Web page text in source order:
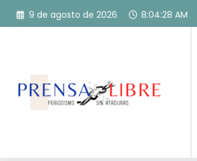
Saltar
9 de agosto de 2026 8:04:30 AM